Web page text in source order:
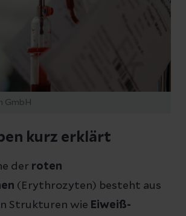
GmbH
kurz erklärt
der roten
(Erythrozyten) besteht aus
Strukturen wie Eiweiß-